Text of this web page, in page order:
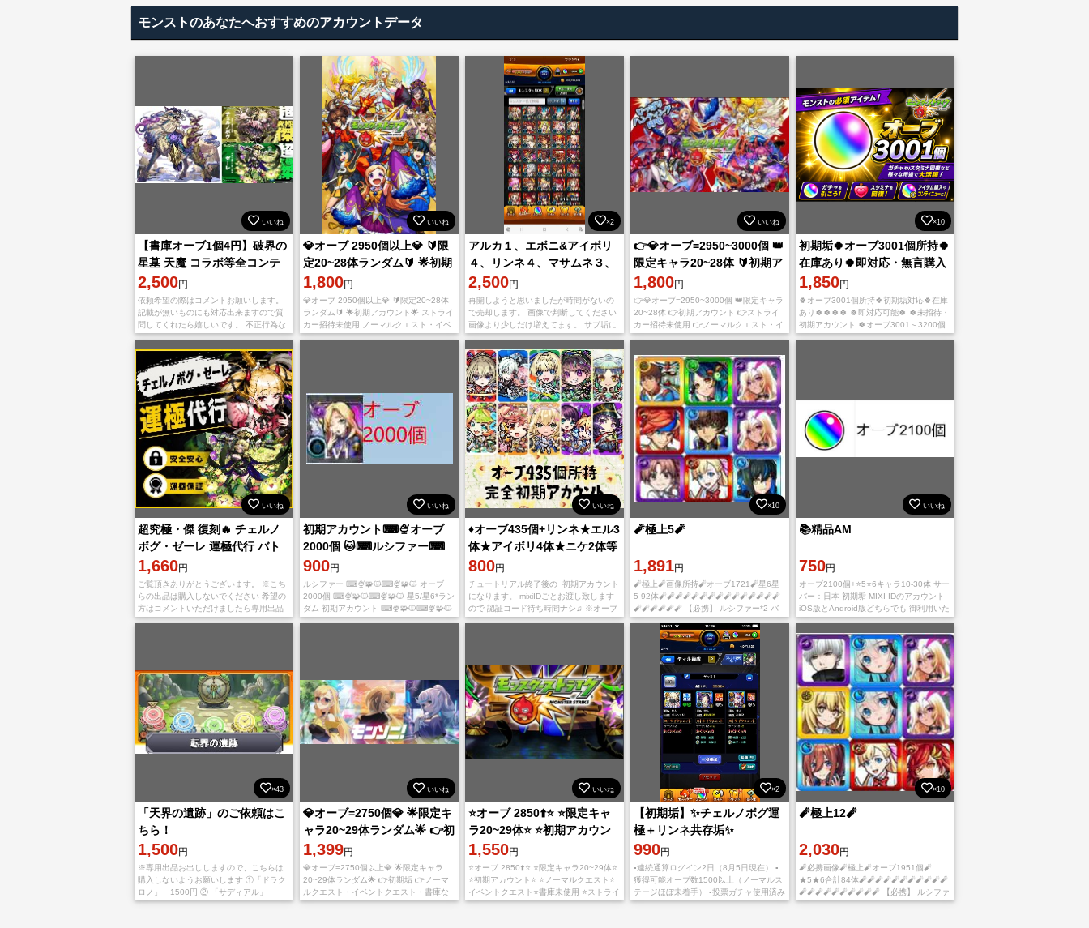
モンストのあなたへおすすめのアカウントデータ
いいね
【書庫オーブ1個4円】破界の
星墓 天魔 コラボ等全コンテ
ンツ対応
2,500円
依頼希望の際はコメントお願いします。
記載が無いものにも対応出来ますので質
問してくれたら嬉しいです。 不正行為な
し、スクショ無料 ゼーレ運極2500円 チ
ェルノボグ運極2500円 バトルカ
いいね
💎オーブ 2950個以上💎 🔰限
定20~28体ランダム🔰 🌟初期
アカウント🌟
1,800円
💎オーブ 2950個以上💎 🔰限定20~28体
ランダム🔰 🌟初期アカウント🌟 ストライ
カー招待未使用 ノーマルクエスト・イベ
ントクエスト未使用 コメントなし直接購
×2
アルカ１、エボニ&アイボリ
４、リンネ４、マサムネ３、
エル３、ルシファ２★6ガチ
ャ221
2,500円
再開しようと思いましたが時間がないの
で売却します。 画像で判断してください
画像より少しだけ増えてます。 サブ垢に
どうでしょうか オーブは現在280個で
す。 気がつかず返事が遅れる可能性が
いいね
👉💎オーブ=2950~3000個 👑
限定キャラ20~28体 🔰初期ア
カウント
1,800円
👉💎オーブ=2950~3000個 👑限定キャラ
20~28体 👉初期アカウント 👉ストライ
カー招待未使用 👉ノーマルクエスト・イ
ベントクエスト・書庫未使用 iOS版と
×10
初期垢🍀オーブ3001個所持🍀
在庫あり🍀即対応・無言購入
OK
1,850円
🍀オーブ3001個所持🍀初期垢対応🍀在庫
あり🍀🍀🍀🍀 🍀即対応可能🍀 🍀未招待・
初期アカウント 🍀オーブ3001～3200個
🍀星6キャラ20～30体 🍀在庫多数あり 🍀
いいね
超究極・傑 復刻🔥 チェルノ
ボグ・ゼーレ 運極代行 バト
ルカード25枚～
1,660円
ご覧頂きありがとうございます。 ※こち
らの出品は購入しないでください 希望の
方はコメントいただけましたら専用出品
いたします。 ※依頼前は必ず注意事項の
いいね
初期アカウント⌨🍨オーブ
2000個 🐱⌨ルシファー⌨
🍨
900円
ルシファー ⌨🍨🧩🐱⌨🍨🧩🐱 オーブ
2000個 ⌨🍨🧩🐱⌨🍨🧩🐱 星5/星6*ラン
ダム 初期アカウント ⌨🍨🧩🐱⌨🍨🧩🐱
MIXIアカウント 引き継ぎの際の注意 チュ
いいね
♦️オーブ435個+リンネ★エル3
体★アイボリ4体★ニケ2体等
確定初期アカウント♦️
800円
チュートリアル終了後の 初期アカウント
になります。 mixiIDごとお渡し致します
ので 認証コード待ち時間ナシ♫ ※オーブ
記載数はオーブチケットの数も 含まれて
×10
🧨極上5🧨
1,891円
🧨極上🧨画像所持🧨オーブ1721🧨星6星
5-92体🧨🧨🧨🧨🧨🧨🧨🧨🧨🧨🧨🧨🧨🧨🧨
🧨🧨🧨🧨🧨🧨 【必携】 ルシファー*2 バ
サラ 久遠 中野五月*2 中野二乃 ヤクモ ソ
ロモン ルナ 白井黑子 エクスカ
いいね
📚精品AM
750円
オーブ2100個+⭐5⭐6キャラ10-30体 サー
バー：日本 初期垢 MIXI IDのアカウント
iOS版とAndroid版どちらでも 御利用いた
だけ。 在庫は豊富です。複数のアカウン
トをご購入希望
×43
「天界の遺跡」のご依頼はこ
ちら！
1,500円
※専用出品お出ししますので、こちらは
購入しないようお願いします ①「ドラク
ロノ」 1500円 ② 「サディアル」
1500円 ③ 「お抹」 1800円 ④
いいね
💎オーブ=2750個💎 🌟限定キ
ャラ20~29体ランダム🌟 👉初
期垢
1,399円
💎オーブ=2750個以上💎 🌟限定キャラ
20~29体ランダム🌟 👉初期垢 👉ノーマ
ルクエスト・イベントクエスト・書庫な
どの全コンテンツ未クリア🎯 👉不正行
いいね
⭐️オーブ 2850⬆️⭐️ ⭐️限定キャ
ラ20~29体⭐️ ⭐️初期アカウン
ト⭐️
1,550円
⭐️オーブ 2850⬆️⭐️ ⭐️限定キャラ20~29体⭐️
⭐️初期アカウント⭐️ ⭐️ノーマルクエスト⭐️
イベントクエスト⭐️書庫未使用 ⭐️ストライ
カー招待未使用 iOS版とAn
×2
【初期垢】✨チェルノボグ運
極＋リンネ共存垢✨
990円
▪︎連続通算ログイン2日（8月5日現在） ▪︎
獲得可能オーブ数1500以上（ノーマルス
テージほぼ未着手） ▪︎投票ガチャ使用済み
⚠️mixi IDでのお渡しになります。 ※mixi
×10
🧨極上12🧨
2,030円
🧨必携画像🧨極上🧨オーブ1951個🧨
★5★6合計84体🧨🧨🧨🧨🧨🧨🧨🧨🧨🧨🧨
🧨🧨🧨🧨🧨🧨🧨🧨🧨🧨 【必携】 ルシファ
ー*2 金木研 マナ ネオ*2 アルスラーン ち